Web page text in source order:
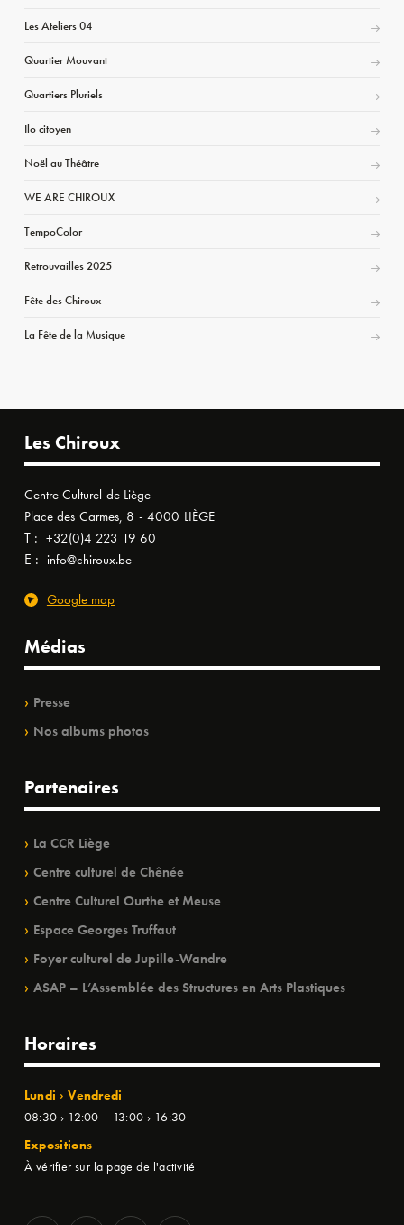
Les Ateliers 04
Quartier Mouvant
Quartiers Pluriels
Ilo citoyen
Noël au Théâtre
WE ARE CHIROUX
TempoColor
Retrouvailles 2025
Fête des Chiroux
La Fête de la Musique
Les Chiroux
Centre Culturel de Liège
Place des Carmes, 8 - 4000 LIÈGE
T : +32(0)4 223 19 60
E : info@chiroux.be
Google map
Médias
Presse
Nos albums photos
Partenaires
La CCR Liège
Centre culturel de Chênée
Centre Culturel Ourthe et Meuse
Espace Georges Truffaut
Foyer culturel de Jupille-Wandre
ASAP – L’Assemblée des Structures en Arts Plastiques
Horaires
Lundi › Vendredi
08:30 › 12:00 | 13:00 › 16:30
Expositions
À vérifier sur la page de l'activité